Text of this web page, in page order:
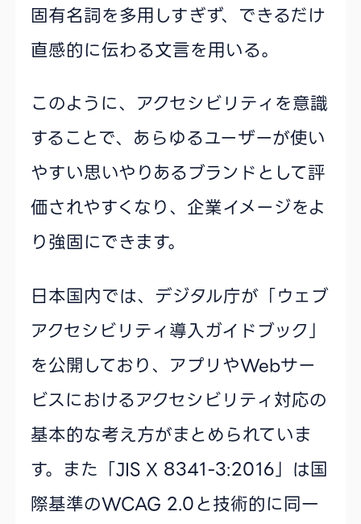
固有名詞を多用しすぎず、できるだけ
直感的に伝わる文言を用いる。
このように、アクセシビリティを意識
することで、あらゆるユーザーが使い
やすい思いやりあるブランドとして評
価されやすくなり、企業イメージをよ
り強固にできます。
日本国内では、デジタル庁が「ウェブ
アクセシビリティ導入ガイドブック」
を公開しており、アプリやWebサー
ビスにおけるアクセシビリティ対応の
基本的な考え方がまとめられていま
す。また「JIS X 8341-3:2016」は国
際基準のWCAG 2.0と技術的に同一